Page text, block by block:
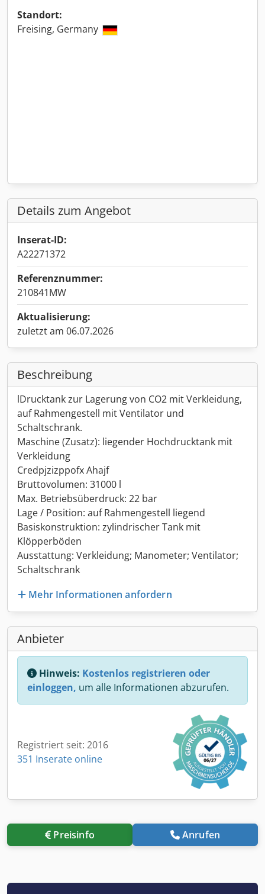
Standort:
Freising, Germany
Details zum Angebot
Inserat-ID:
A22271372
Referenznummer:
210841MW
Aktualisierung:
zuletzt am 06.07.2026
Beschreibung
lDrucktank zur Lagerung von CO2 mit Verkleidung,
auf Rahmengestell mit Ventilator und
Schaltschrank.
Maschine (Zusatz): liegender Hochdrucktank mit
Verkleidung
Credpjzizppofx Ahajf
Bruttovolumen: 31000 l
Max. Betriebsüberdruck: 22 bar
Lage / Position: auf Rahmengestell liegend
Basiskonstruktion: zylindrischer Tank mit
Klöpperböden
Ausstattung: Verkleidung; Manometer; Ventilator;
Schaltschrank
Mehr Informationen anfordern
Anbieter
Hinweis: Kostenlos registrieren oder
einloggen, um alle Informationen abzurufen.
Registriert seit: 2016
351 Inserate online
Preisinfo Anrufen